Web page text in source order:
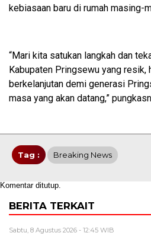
kebiasaan baru di rumah masing-
“Mari kita satukan langkah dan
Kabupaten Pringsewu yang resik,
berkelanjutan demi generasi
masa yang akan datang,”
Tag : Breaking News
Komentar ditutup.
BERITA TERKAIT
Sabtu, 8 Agustus 2026 - 12:45 WIB